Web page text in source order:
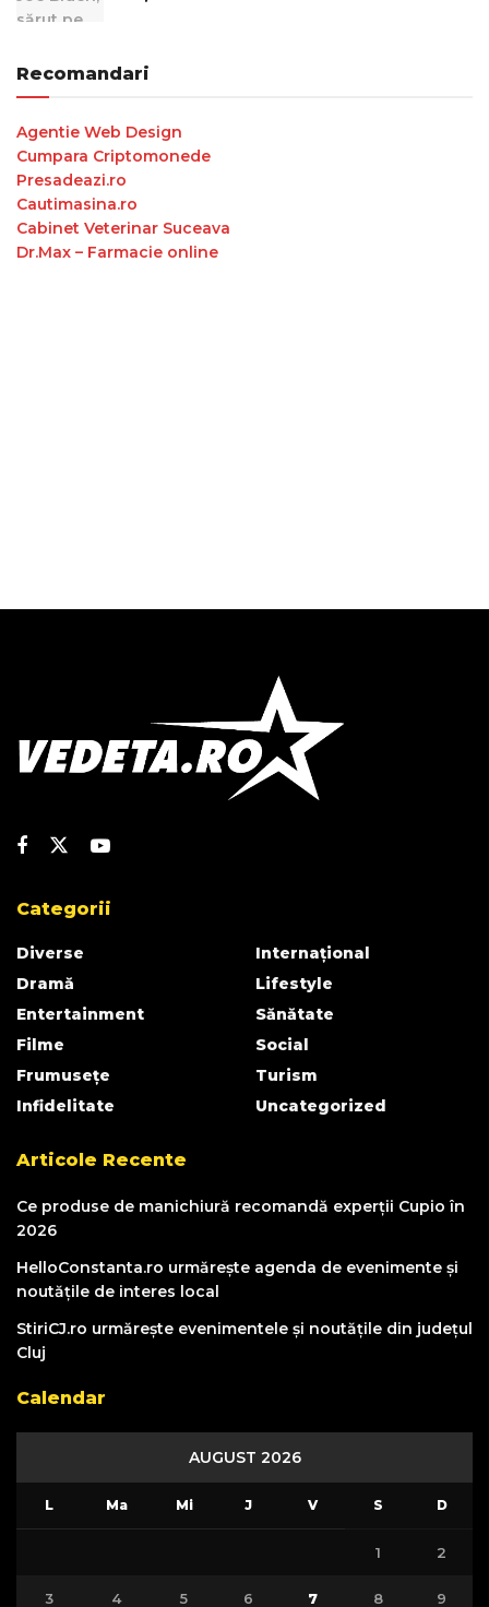
Recomandari
Agentie Web Design
Cumpara Criptomonede
Presadeazi.ro
Cautimasina.ro
Cabinet Veterinar Suceava
Dr.Max – Farmacie online
Categorii
Diverse
Dramă
Entertainment
Filme
Frumusețe
Infidelitate
Internațional
Lifestyle
Sănătate
Social
Turism
Uncategorized
Articole Recente
Ce produse de manichiură recomandă experții Cupio în
2026
HelloConstanta.ro urmărește agenda de evenimente și
noutățile de interes local
StiriCJ.ro urmărește evenimentele și noutățile din județul
Cluj
Calendar
AUGUST 2026
L Ma Mi J V S D
1 2
3 4 5 6 7 8 9